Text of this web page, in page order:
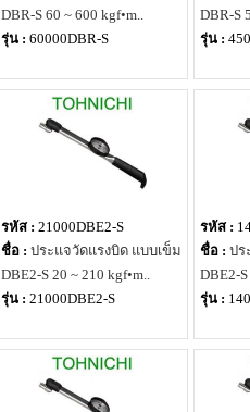
DBR-S 60 ~ 600 kgf•m..
รุ่น : 60000DBR-S
DBR-S
รุ่น :
รหัส : 21000DBE2-S
ชื่อ : ประแจวัดแรงบิด แบบเข็ม
DBE2-S 20 ~ 210 kgf•m..
รุ่น : 21000DBE2-S
รหัส :
ชื่อ : ปร
DBE2-
รุ่น :